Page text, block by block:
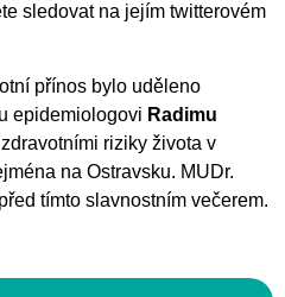
sledovat na jejím twitterovém
přínos bylo uděleno
epidemiologovi Radimu
riziky života v
na Ostravsku. MUDr.
tímto slavnostním večerem.